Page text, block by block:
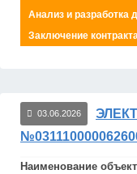
Анализ и разработка
Заключение
03.06.2026
Наименование